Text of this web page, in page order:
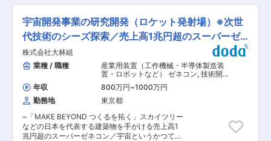
デーも主導しています。 ■企業魅力： 国内外に
貢献する業界シェアトップクラスの「技術・知識
集団」であり、70年以上の歴史を有する土木・建
築系総合コンサルタント業界のリーディングカン
パニー。 都市・地域計画、環境、道路、鉄道、河
川、上下水道、港湾、空港、建築、福祉、情報、
PFI、NPM、防災等の社会資本整備、維持管理
に、卓越した技術と柔軟な頭脳をもって応え、日
本経済の発展に伴い多くのプロジェクトに携わっ
てきました。 変更の範囲：会社の定める業務
建築物の劣化など診断を行う職務内容をお任せい
たします。 ■業務内容： 〇業務の流れ： ・顧客
との打ち合わせ → 調査計画の作成 → 現地調査 →
報告書の作成 → 改善提案 （※平均して1ヶ月程度
のサイクルで業務を行います） 〇初心者でも安
心！ 最初は先輩社員のサポートを受けながら進め
ていきます。 〇業務内容 ・現地での調査・測定
作業と、社内での報告書作成（パソコンを使用）
の半分ずつとなります。 （調査・提案時には専門
ソフトを使用いたします。） 〇診断する建物 ・
マンション、ビル、公共施設（学校、県営住宅、
市役所） 外作業もありますが、足場はフラットな
環境となります。 〇エリア ・広島県内（広島市
内の案件が8割） 変更の範囲：会社の定める業務
宇宙開発事業の研究開発（ロケット発射場）※次世
代技術のシーズ探索／売上高1兆円超のスーパーゼ
ネコン
株式会社大林組
業種 / 職種
産業用装置（工作機械・半導体製造装
置・ロボットなど） ゼネコン, 技術開
発・工法開発（建築・土木） 土木施工
管理（トンネル・道路・造成・ダム・
河川・港湾・造園など）
年収 800万円~1000万円
勤務地
東京都
~「MAKE BEYOND つくるを拓く」スカイツリー
などの日本を代表する建築物を手がける売上高1
兆円超のスーパーゼネコン／宇宙というかつてな